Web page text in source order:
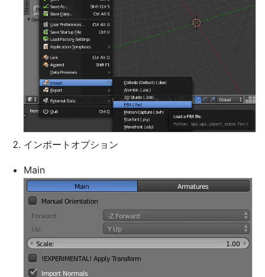
インポートオプション
Main